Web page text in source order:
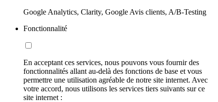
Google Analytics, Clarity, Google Avis clients, A/B-Testing
Fonctionnalité
En acceptant ces services, nous pouvons vous fournir des
fonctionnalités allant au-delà des fonctions de base et vous
permettre une utilisation agréable de notre site internet. Avec
votre accord, nous utilisons les services tiers suivants sur ce
site internet :